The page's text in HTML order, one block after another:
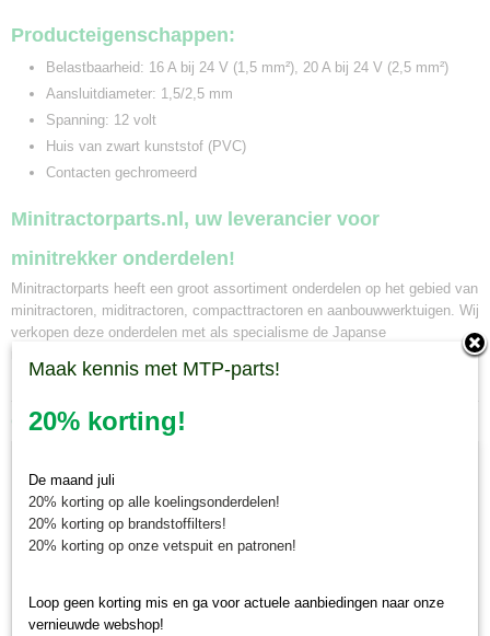
Producteigenschappen:
Belastbaarheid: 16 A bij 24 V (1,5 mm²), 20 A bij 24 V (2,5 mm²)
Aansluitdiameter: 1,5/2,5 mm
Spanning: 12 volt
Huis van zwart kunststof (PVC)
Contacten gechromeerd
Minitractorparts.nl, uw leverancier voor
minitrekker onderdelen!
Minitractorparts heeft een groot assortiment onderdelen op het gebied van
minitractoren, miditractoren, compacttractoren en aanbouwwerktuigen. Wij
verkopen deze onderdelen met als specialisme de Japanse
Ook interessant
Maak kennis met MTP-parts!
20% korting!
De maand juli
20% korting op alle koelingsonderdelen!
20% korting op brandstoffilters!
20% korting op onze vetspuit en patronen!
Loop geen korting mis en ga voor actuele aanbiedingen naar onze
vernieuwde webshop!